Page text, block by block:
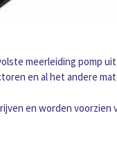
meerleiding pomp
en al het andere
en worden